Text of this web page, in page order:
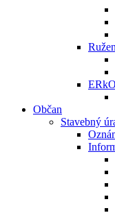
ERkO
Občan
Stavebný